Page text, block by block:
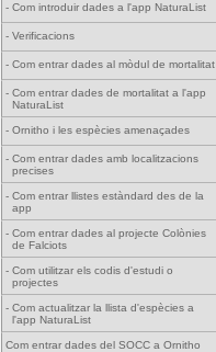
- Com introduir dades a l'app NaturaList
- Verificacions
- Com entrar dades al mòdul de mortalitat
- Com entrar dades de mortalitat a l'app
NaturaList
- Ornitho i les espècies amenaçades
- Com entrar dades amb localitzacions
precises
- Com entrar llistes estàndard des de la
app
- Com entrar dades al projecte Colònies
de Falciots
- Com utilitzar els codis d'estudi o
projectes
- Com actualitzar la llista d'espècies a
l'app NaturaList
Com entrar dades del SOCC a Ornitho